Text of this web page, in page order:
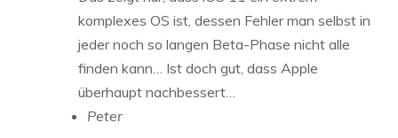
komplexes OS ist, dessen Fehler man selbst in
jeder noch so langen Beta-Phase nicht alle
finden kann… Ist doch gut, dass Apple
überhaupt nachbessert…
Peter